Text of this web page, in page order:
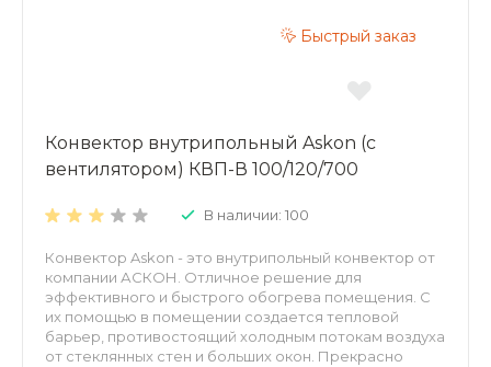
Быстрый заказ
Конвектор внутрипольный Askon (с
вентилятором) КВП-В 100/120/700
В наличии: 100
Конвектор Askon - это внутрипольный конвектор от
компании АСКОН. Отличное решение для
эффективного и быстрого обогрева помещения. С
их помощью в помещении создается тепловой
барьер, противостоящий холодным потокам воздуха
от стеклянных стен и больших окон. Прекрасно